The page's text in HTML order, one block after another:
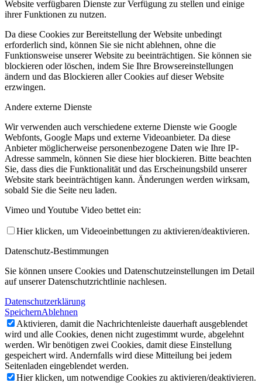
Website verfügbaren Dienste zur Verfügung zu stellen und einige
ihrer Funktionen zu nutzen.
Da diese Cookies zur Bereitstellung der Website unbedingt
erforderlich sind, können Sie sie nicht ablehnen, ohne die
Funktionsweise unserer Website zu beeinträchtigen. Sie können sie
blockieren oder löschen, indem Sie Ihre Browsereinstellungen
ändern und das Blockieren aller Cookies auf dieser Website
erzwingen.
Andere externe Dienste
Wir verwenden auch verschiedene externe Dienste wie Google
Webfonts, Google Maps und externe Videoanbieter. Da diese
Anbieter möglicherweise personenbezogene Daten wie Ihre IP-
Adresse sammeln, können Sie diese hier blockieren. Bitte beachten
Sie, dass dies die Funktionalität und das Erscheinungsbild unserer
Website stark beeinträchtigen kann. Änderungen werden wirksam,
sobald Sie die Seite neu laden.
Vimeo und Youtube Video bettet ein:
Hier klicken, um Videoeinbettungen zu aktivieren/deaktivieren.
Datenschutz-Bestimmungen
Sie können unsere Cookies und Datenschutzeinstellungen im Detail
auf unserer Datenschutzrichtlinie nachlesen.
Datenschutzerklärung
SpeichernAblehnen
Aktivieren, damit die Nachrichtenleiste dauerhaft ausgeblendet
wird und alle Cookies, denen nicht zugestimmt wurde, abgelehnt
werden. Wir benötigen zwei Cookies, damit diese Einstellung
gespeichert wird. Andernfalls wird diese Mitteilung bei jedem
Seitenladen eingeblendet werden.
Hier klicken, um notwendige Cookies zu aktivieren/deaktivieren.